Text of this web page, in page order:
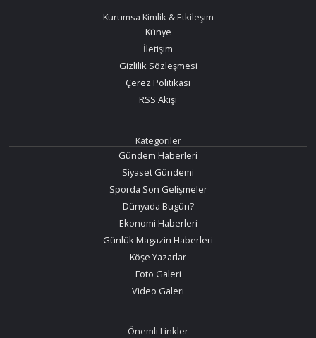
Kurumsa Kimlik & Etkileşim
Künye
İletişim
Gizlilik Sözleşmesi
Çerez Politikası
RSS Akışı
Kategoriler
Gündem Haberleri
Siyaset Gündemi
Sporda Son Gelişmeler
Dünyada Bugün?
Ekonomi Haberleri
Günlük Magazin Haberleri
Köşe Yazarlar
Foto Galeri
Video Galeri
Önemli Linkler